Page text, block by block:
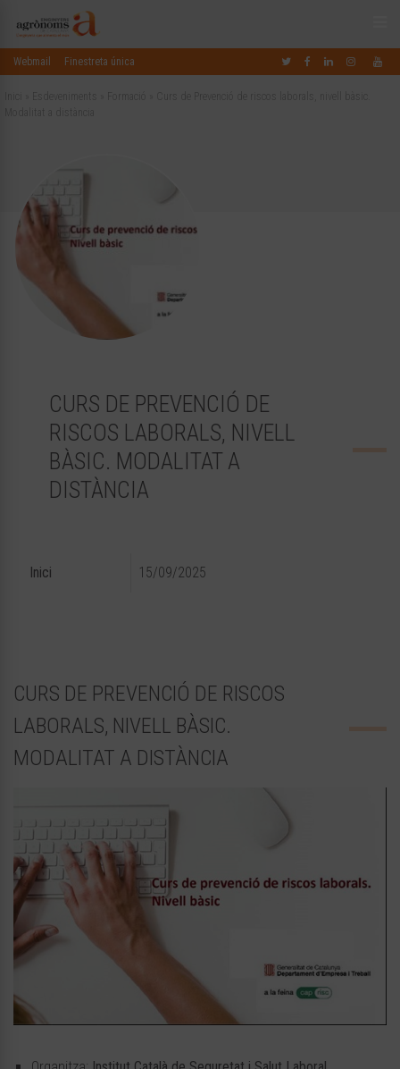
Webmail Finestreta única
CURS DE PREVENCIÓ DE
RISCOS LABORALS, NIVELL
BÀSIC. MODALITAT A
DISTÀNCIA
Inici 15/09/2025
CURS DE PREVENCIÓ DE RISCOS
LABORALS, NIVELL BÀSIC.
MODALITAT A DISTÀNCIA